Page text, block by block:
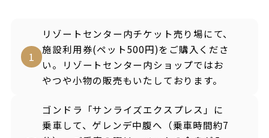
1
リゾートセンター内チケット売り場にて、
施設利用券(ペット500円)をご購入くださ
い。リゾートセンター内ショップではお
やつや小物の販売もいたしております。
ゴンドラ「サンライズエクスプレス」に
乗車して、ゲレンデ中腹へ（乗車時間約7